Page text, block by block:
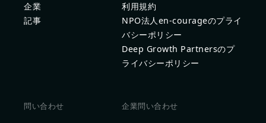
企業
記事
利用規約
NPO法人en-courageのプライ
バシーポリシー
Deep Growth Partnersのプ
ライバシーポリシー
問い合わせ 企業問い合わせ